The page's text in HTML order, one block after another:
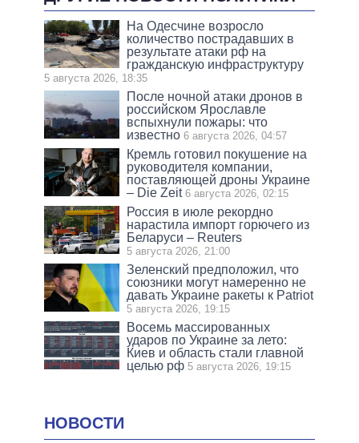
На Одесчине возросло
количество пострадавших в
результате атаки рф на
гражданскую инфраструктуру
5 августа 2026, 18:35
После ночной атаки дронов в
российском Ярославле
вспыхнули пожары: что
известно 6 августа 2026, 04:57
Кремль готовил покушение на
руководителя компании,
поставляющей дроны Украине
– Die Zeit 6 августа 2026, 02:15
Россия в июле рекордно
нарастила импорт горючего из
Беларуси – Reuters
5 августа 2026, 21:00
Зеленский предположил, что
союзники могут намеренно не
давать Украине ракеты к Patriot
5 августа 2026, 19:15
Восемь массированных
ударов по Украине за лето:
Киев и область стали главной
целью рф 5 августа 2026, 19:15
НОВОСТИ